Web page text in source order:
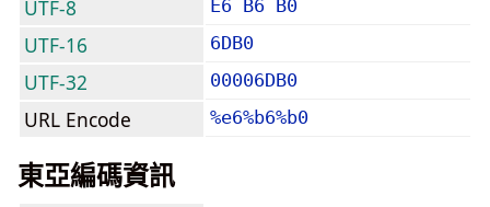
UTF-8 E6 B6 B0
UTF-16 6DB0
UTF-32 00006DB0
URL Encode %e6%b6%b0
東亞編碼資訊